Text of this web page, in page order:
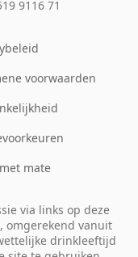
9116 71
voorwaarden
mate
via links op deze
omgerekend vanuit
drinkleeftijd